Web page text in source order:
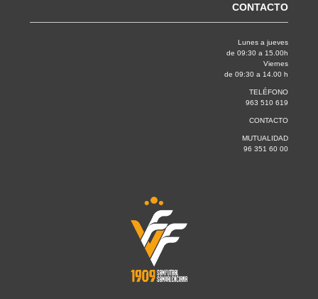
CONTACTO
Lunes a jueves
de 09:30 a 15.00h
Viernes
de 09:30 a 14.00 h
TELÉFONO
963 510 619
CONTACTO
MUTUALIDAD
96 351 60 00